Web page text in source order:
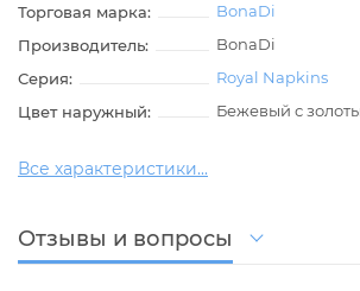
Торговая марка:
BonaDi
Производитель:
BonaDi
Серия:
Royal Napkins
Цвет наружный:
Бежевый с
Все характеристики...
Отзывы и вопросы